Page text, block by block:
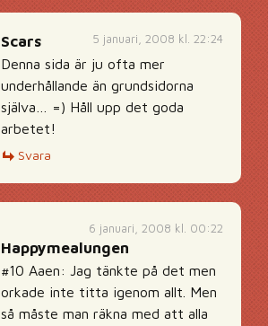
5 januari, 2008 kl. 22:24
Scars
Denna sida är ju ofta mer
underhållande än grundsidorna
själva… =) Håll upp det goda
arbetet!
Svara
6 januari, 2008 kl. 00:22
Happymealungen
#10 Aaen: Jag tänkte på det men
orkade inte titta igenom allt. Men
så måste man räkna med att alla